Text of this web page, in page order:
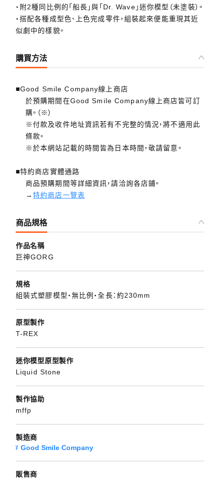
・附2種同比例的「船長」與「Dr. Wave」迷你模型（未塗裝）。
・搭配各種成型色、上色完成零件，組裝起來便能重現其近
似劇中的樣貌。
購買方法
■Good Smile Company線上商店
於預購期間在Good Smile Company線上商店皆可訂
購。（※）
※付款及收件地址資訊若有不完整的情況，將不適用此
條款。
※於本網站記載的時間皆為日本時間，敬請留意。
■特約商店實體通路
商品預購期間等詳細資訊，請洽詢各店鋪。
→特約商店一覽表
商品規格
作品名稱
巨神GORG
規格
組裝式塑膠模型・無比例・全長：約230mm
原型製作
T-REX
迷你模型原型製作
Liquid Stone
製作協助
mffp
製造商
Good Smile Company
販售商